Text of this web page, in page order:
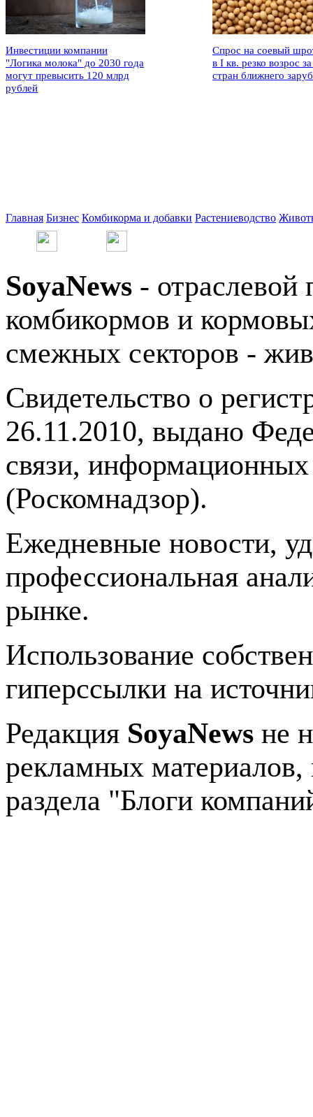
Инвестиции компании
"Логика молока" до 2030 года
могут превысить 120 млрд
рублей
Спрос на соевый
в I кв. резко возрос
стран ближнего
Главная Бизнес Комбикорма и добавки Растениеводство
SoyaNews - отраслевой
комбикормов и
смежных секторов -
Свидетельство о
26.11.2010, выдано
связи,
(Роскомнадзор).
Ежедневные новости,
профессиональная
рынке.
Использование
гиперссылки на
Редакция SoyaNews не
рекламных
раздела "Блоги